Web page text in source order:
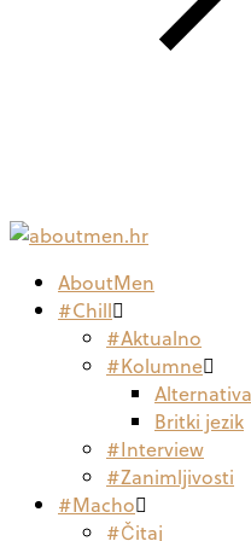
AboutMen
#Chill
#Aktualno
#Kolumne
Alternativa
Britki jezik
#Interview
#Zanimljivosti
#Macho
#Čitaj